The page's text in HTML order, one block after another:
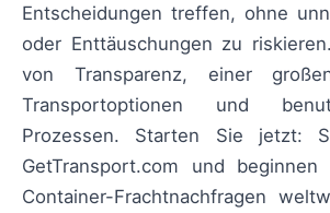
Entscheidungen treffen, ohne
oder Enttäuschungen zu
von Transparenz, einer
Transportoptionen und
Prozessen. Starten Sie jetzt:
GetTransport.com und
Container-Frachtnachfragen